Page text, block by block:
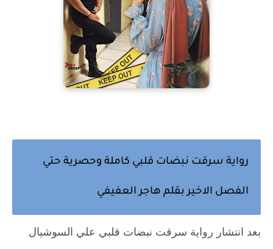
رواية سرقت نبضات قلبي كاملة وحصرية حتي
الفصل الاخير بقلم هاجر العفيفي
بعد انتشار رواية سرقت نبضات قلبي علي السوشيال